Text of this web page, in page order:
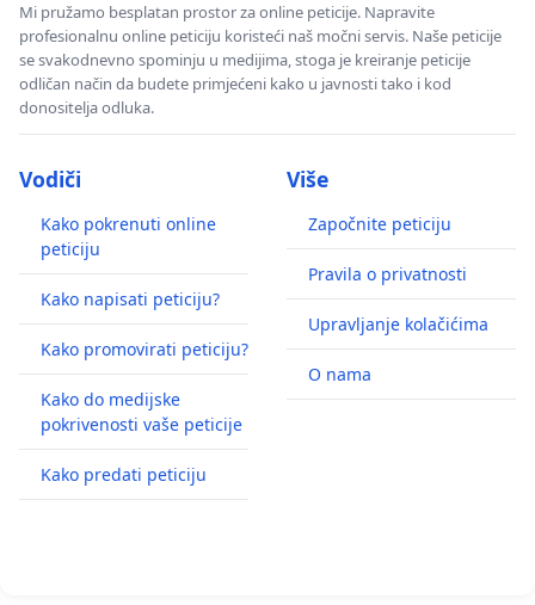
Mi pružamo besplatan prostor za online peticije. Napravite
profesionalnu online peticiju koristeći naš močni servis. Naše peticije
se svakodnevno spominju u medijima, stoga je kreiranje peticije
odličan način da budete primjećeni kako u javnosti tako i kod
donositelja odluka.
Vodiči
Kako pokrenuti online
peticiju
Kako napisati peticiju?
Kako promovirati peticiju?
Kako do medijske
pokrivenosti vaše peticije
Kako predati peticiju
Više
Započnite peticiju
Pravila o privatnosti
Upravljanje kolačićima
O nama